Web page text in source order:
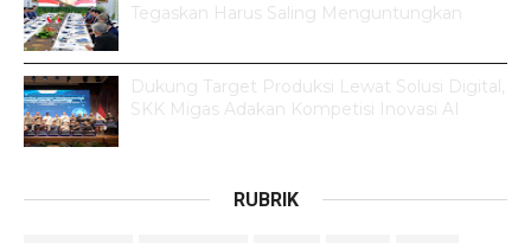
Tegaskan Harus Saling Menguntungkan
Dukung Target Produksi Lewat Solusi Digital,
SKK Migas Adakan Kompetisi Inovasi AI
RUBRIK